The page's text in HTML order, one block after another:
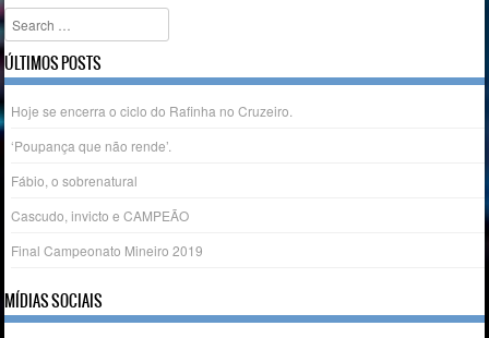
Search
ÚLTIMOS POSTS
Hoje se encerra o ciclo do Rafinha no Cruzeiro.
‘Poupança que não rende’.
Fábio, o sobrenatural
Cascudo, invicto e CAMPEÃO
Final Campeonato Mineiro 2019
MÍDIAS SOCIAIS